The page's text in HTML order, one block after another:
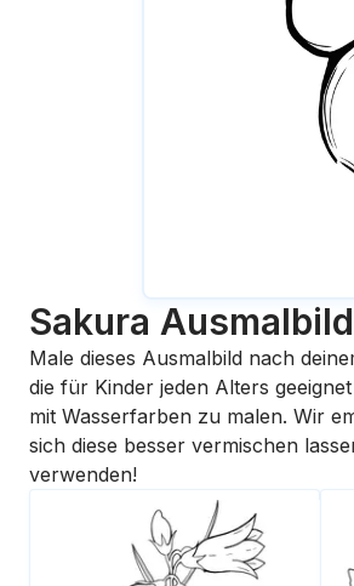
Sakura Ausmalbild
Male dieses Ausmalbild nach
die für Kinder jeden Alters
mit Wasserfarben zu malen. Wir
sich diese besser vermischen
verwenden!